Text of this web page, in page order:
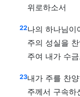
위로하소서
22나의 하나님이
주의 성실을
주여 내가 수
23내가 주를 찬
주께서 구속하